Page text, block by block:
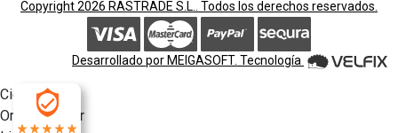
Copyright 2026 RASTRADE S.L.. Todos los derechos reservados.
Desarrollado por MEIGASOFT. Tecnología
Cierra
Ordenado por